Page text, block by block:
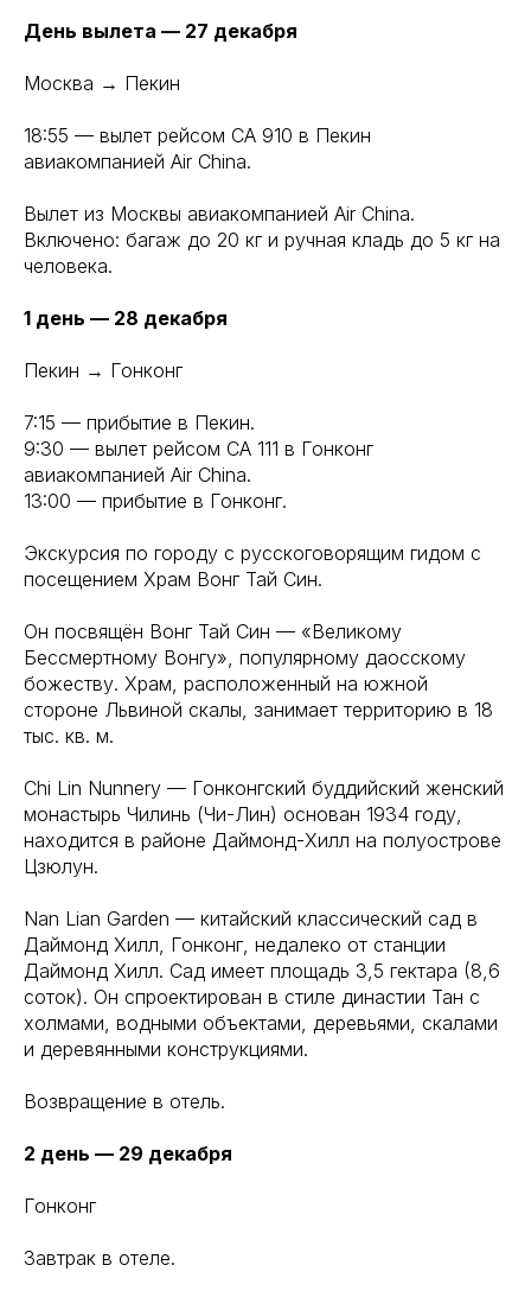
День вылета — 27 декабря
Москва → Пекин
18:55 — вылет рейсом CA 910 в Пекин
авиакомпанией Air China.
Вылет из Москвы авиакомпанией Air China.
Включено: багаж до 20 кг и ручная кладь до 5 кг на
человека.
1 день — 28 декабря
Пекин → Гонконг
7:15 — прибытие в Пекин.
9:30 — вылет рейсом CA 111 в Гонконг
авиакомпанией Air China.
13:00 — прибытие в Гонконг.
Экскурсия по городу с русскоговорящим гидом с
посещением Храм Вонг Тай Син.
Он посвящён Вонг Тай Син — «Великому
Бессмертному Вонгу», популярному даосскому
божеству. Храм, расположенный на южной
стороне Львиной скалы, занимает территорию в 18
тыс. кв. м.
Chi Lin Nunnery — Гонконгский буддийский женский
монастырь Чилинь (Чи-Лин) основан 1934 году,
находится в районе Даймонд-Хилл на полуострове
Цзюлун.
Nan Lian Garden — китайский классический сад в
Даймонд Хилл, Гонконг, недалеко от станции
Даймонд Хилл. Сад имеет площадь 3,5 гектара (8,6
соток). Он спроектирован в стиле династии Тан с
холмами, водными объектами, деревьями, скалами
и деревянными конструкциями.
Возвращение в отель.
2 день — 29 декабря
Гонконг
Завтрак в отеле.